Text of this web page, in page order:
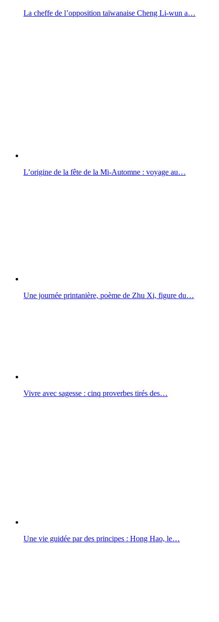
La cheffe de l’opposition taïwanaise Cheng Li-wun a…
L’origine de la fête de la Mi-Automne : voyage au…
Une journée printanière, poème de Zhu Xi, figure du…
Vivre avec sagesse : cinq proverbes tirés des…
Une vie guidée par des principes : Hong Hao, le…